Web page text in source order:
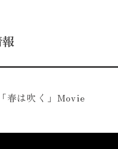
春は吹く」Movie